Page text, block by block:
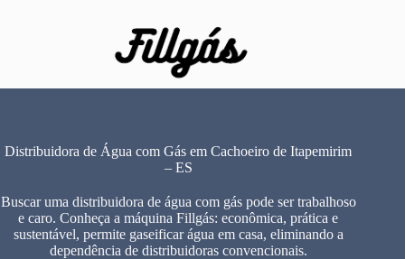
Distribuidora de Água com Gás em Cachoeiro de Itapemirim
– ES
Buscar uma distribuidora de água com gás pode ser trabalhoso
e caro. Conheça a máquina Fillgás: econômica, prática e
sustentável, permite gaseificar água em casa, eliminando a
dependência de distribuidoras convencionais.